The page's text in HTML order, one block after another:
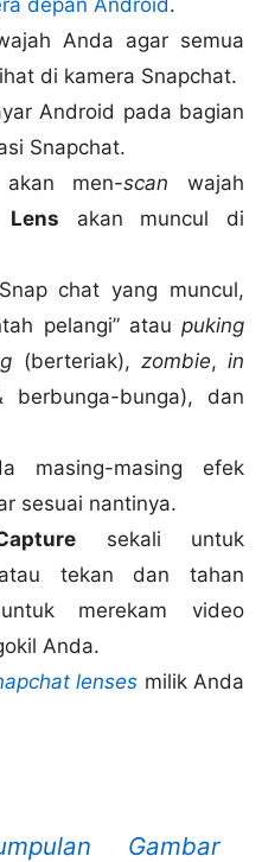
depan Android.
Anda agar semua
di kamera Snapchat.
Android pada bagian
Snapchat.
akan men-scan wajah
Lens akan muncul di
chat yang muncul,
pelangi” atau puking
(berteriak), zombie, in
bunga), dan
masing-masing efek
sesuai nantinya.
sekali untuk
tekan dan tahan
merekam video
Anda.
lenses milik Anda
Gambar